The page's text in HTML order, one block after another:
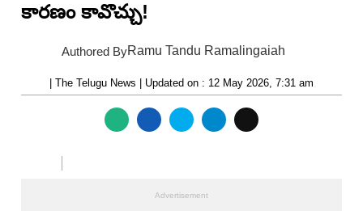
కారణం కావొచ్చు!
Authored ByRamu Tandu Ramalingaiah
| The Telugu News | Updated on : 12 May 2026, 7:31 am